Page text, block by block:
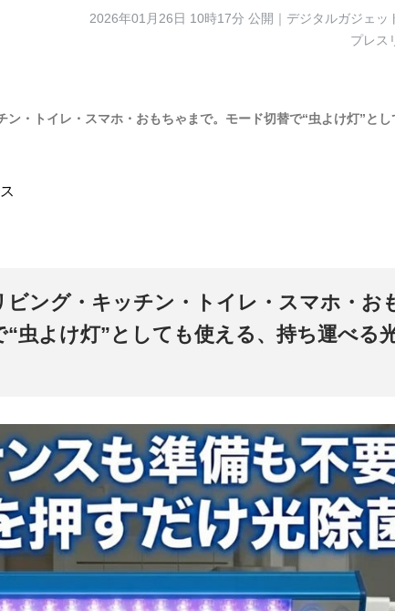
2026年01月26日 10時17分 公開｜デジタルガジェッ
プレス
・トイレ・スマホ・おもちゃまで。モード切替で“虫よけ灯”とし
ビング・キッチン・トイレ・スマホ・お
虫よけ灯”としても使える、持ち運べる